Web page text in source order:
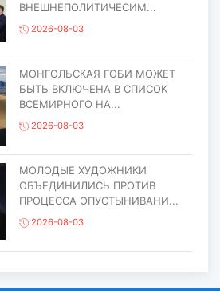
ВНЕШНЕПОЛИТИЧЕСИМ...
2026-08-03
МОНГОЛЬСКАЯ ГОБИ МОЖЕТ
БЫТЬ ВКЛЮЧЕНА В СПИСОК
ВСЕМИРНОГО НА...
2026-08-03
МОЛОДЫЕ ХУДОЖНИКИ
ОБЪЕДИНИЛИСЬ ПРОТИВ
ПРОЦЕССА ОПУСТЫНИВАНИ...
2026-08-03